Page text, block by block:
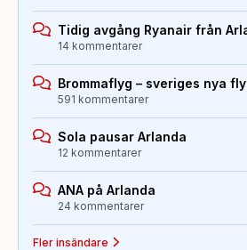
Tidig avgång Ryanair från
14 kommentarer
Brommaflyg – sveriges nya
591 kommentarer
Sola pausar Arlanda
12 kommentarer
ANA på Arlanda
24 kommentarer
Fler insändare